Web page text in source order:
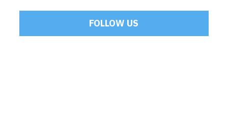
FOLLOW US